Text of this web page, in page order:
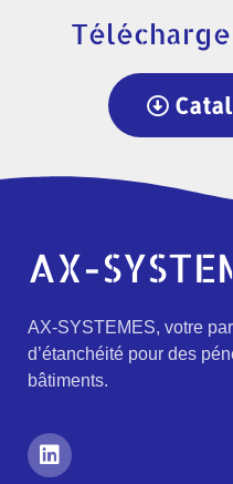
AX-
AX-SYSTEMES, votre
d’étanchéité pour des
bâtiments.